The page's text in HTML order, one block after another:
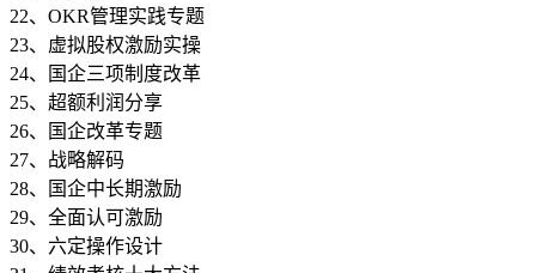
22、OKR管理实践专题
23、虚拟股权激励实操
24、国企三项制度改革
25、超额利润分享
26、国企改革专题
27、战略解码
28、国企中长期激励
29、全面认可激励
30、六定操作设计